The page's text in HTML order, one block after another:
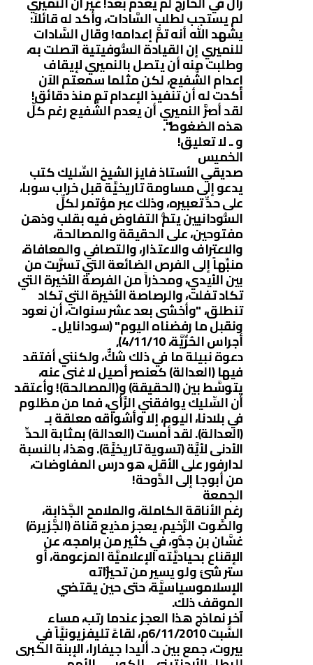
لم يستجب لطلب السَّادات، وأكد له قائلاً:
يشهد الله أنه تمَّ إعدامه! وقال السَّادات
للنميري إن القيادة السُّوفيتية اتصلت به،
وطلبت منه أن يتصل بالنميري لإيقاف
إعدام الشَّفيع، لكن مثلما سمعتم الآن
أكدت له أن تنفيذ الإعدام تم منذ دقائق!
لقد أصرَّ النميري أن يعدم الشَّفيع رغم كلِّ
هذه الضغوط".
و .. لا تعليق!
الخميس
صديقي الأستاذ فايز الشيخ السِّليك كتب
يدعو إلى مساومة تاريخيَّة قبل خراب سوبا،
على حدِّ تعبيره، وذلك عبر مؤتمر لكلِّ
السُّودانيين يتمُّ التفاوض فيه بقلب وذهن
مفتوحين، على الحقيقة والمصالحة،
والاعتراف والاعتذار، والتصافي والمعافاة،
منبِّهاً إلى الفرص الضائعة التي تسرَّبت من
بين الأيدي، ومحذراً من الفرصة الأخيرة التي
تكاد تفلت، والرصاصة الأخيرة التي تكاد
تنطلق، "وأخشى بعد عشر سنوات، أن نعود
ونقبل ما رفضناه اليوم" (سودانايل ـ
أجراس الحُرِّيَّة، 4/11/10),
دعوة نبيلة ما في ذلك شكٌّ، ولكنني أفتقد
فيها (العدالة) كعنصر أصيل لا غنى عنه،
يتوسَّط بين (الحقيقة) و(المصالحة)! وأعتقد
أن السِّليك يوافقني الرَّأي، فما من مظلوم
في بلادنا، اليوم، إلا وأشواقه معلقة بـ
(العدالة). لقد أمست (العدالة) بمثابة الحدِّ
الأدنى لأيَّة (تسوية تاريخيَّة). وهذا، بالنسبة
لدارفور على الأقل، هو درس المفاوضات،
من أبوجا إلى الدَّوحة!
الجمعة
رغم الأناقة الكاملة، والملامح الجَّذابة،
والصَّوت الرَّخيم، يعجز مذيع قناة (الجَّزيرة)
غسَّان بن جدُّو، في كثير من برامجه، عن
الإقناع بحياديَّته الإعلاميَّة المزعومة، أو
ستر شئ ولو يسير من تحيُّزاته
الإسلاموسياسيَّة، حتى حين يقتضي
الموقف ذلك.
آخر نماذج هذا العجز عندما رتب، مساء
السَّبت 6/11/2010م، لقاءً تليفزيونيَّاً في
بيروت، جمع بين د. أليدا جيفارا، الإبنة الكبرى